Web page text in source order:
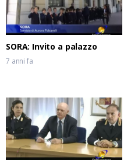
SORA: Invito a palazzo
7 anni fa